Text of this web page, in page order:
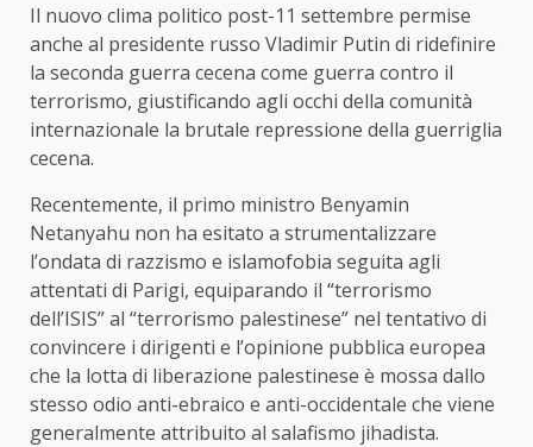
Il nuovo clima politico post-11 settembre permise
anche al presidente russo Vladimir Putin di ridefinire
la seconda guerra cecena come guerra contro il
terrorismo, giustificando agli occhi della comunità
internazionale la brutale repressione della guerriglia
cecena.
Recentemente, il primo ministro Benyamin
Netanyahu non ha esitato a strumentalizzare
l’ondata di razzismo e islamofobia seguita agli
attentati di Parigi, equiparando il “terrorismo
dell’ISIS” al “terrorismo palestinese” nel tentativo di
convincere i dirigenti e l’opinione pubblica europea
che la lotta di liberazione palestinese è mossa dallo
stesso odio anti-ebraico e anti-occidentale che viene
generalmente attribuito al salafismo jihadista.